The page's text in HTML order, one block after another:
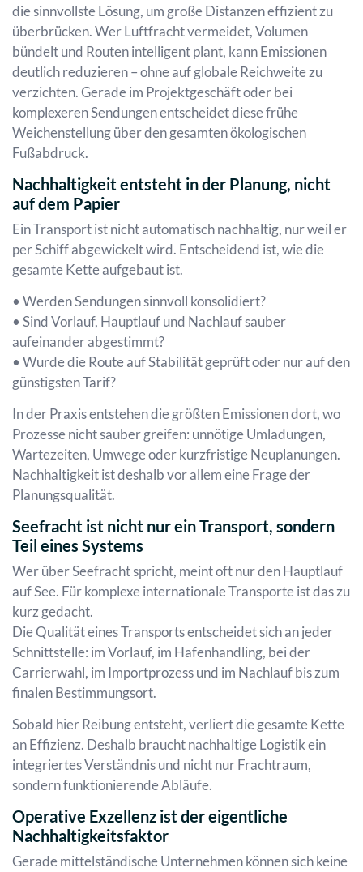
die sinnvollste Lösung, um große Distanzen effizient zu
überbrücken. Wer Luftfracht vermeidet, Volumen
bündelt und Routen intelligent plant, kann Emissionen
deutlich reduzieren – ohne auf globale Reichweite zu
verzichten. Gerade im Projektgeschäft oder bei
komplexeren Sendungen entscheidet diese frühe
Weichenstellung über den gesamten ökologischen
Fußabdruck.
Nachhaltigkeit entsteht in der Planung, nicht
auf dem Papier
Ein Transport ist nicht automatisch nachhaltig, nur weil er
per Schiff abgewickelt wird. Entscheidend ist, wie die
gesamte Kette aufgebaut ist.
• Werden Sendungen sinnvoll konsolidiert?
• Sind Vorlauf, Hauptlauf und Nachlauf sauber
aufeinander abgestimmt?
• Wurde die Route auf Stabilität geprüft oder nur auf den
günstigsten Tarif?
In der Praxis entstehen die größten Emissionen dort, wo
Prozesse nicht sauber greifen: unnötige Umladungen,
Wartezeiten, Umwege oder kurzfristige Neuplanungen.
Nachhaltigkeit ist deshalb vor allem eine Frage der
Planungsqualität.
Seefracht ist nicht nur ein Transport, sondern
Teil eines Systems
Wer über Seefracht spricht, meint oft nur den Hauptlauf
auf See. Für komplexe internationale Transporte ist das zu
kurz gedacht.
Die Qualität eines Transports entscheidet sich an jeder
Schnittstelle: im Vorlauf, im Hafenhandling, bei der
Carrierwahl, im Importprozess und im Nachlauf bis zum
finalen Bestimmungsort.
Sobald hier Reibung entsteht, verliert die gesamte Kette
an Effizienz. Deshalb braucht nachhaltige Logistik ein
integriertes Verständnis und nicht nur Frachtraum,
sondern funktionierende Abläufe.
Operative Exzellenz ist der eigentliche
Nachhaltigkeitsfaktor
Gerade mittelständische Unternehmen können sich keine